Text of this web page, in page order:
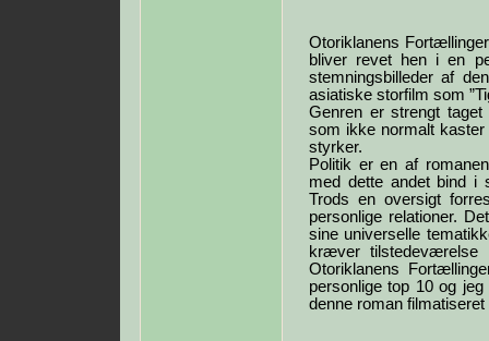
Otoriklanens
bliver revet hen i en
stemningsbilleder af
asiatiske storfilm som
Genren er strengt
som ikke normalt
styrker.
Politik er en af
med dette andet bind i
Trods en oversigt
personlige relationer.
sine universelle
kræver
Otoriklanens
personlige top 10 og
denne roman